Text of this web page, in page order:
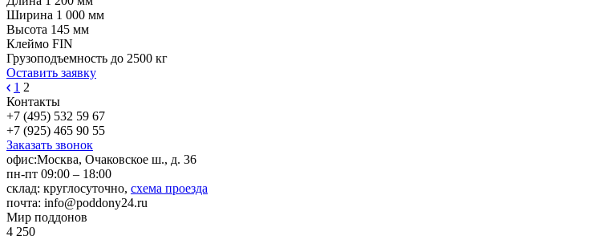
Ширина 1 000 мм
Высота 145 мм
Клеймо FIN
Грузоподъемность до 2500 кг
Оставить заявку
1 2
Контакты
+7 (495) 532 59 67
+7 (925) 465 90 55
Заказать звонок
офис:Москва, Очаковское ш., д. 36
пн-пт 09:00 – 18:00
склад: круглосуточно, схема проезда
почта: info@poddony24.ru
Мир поддонов
4 250